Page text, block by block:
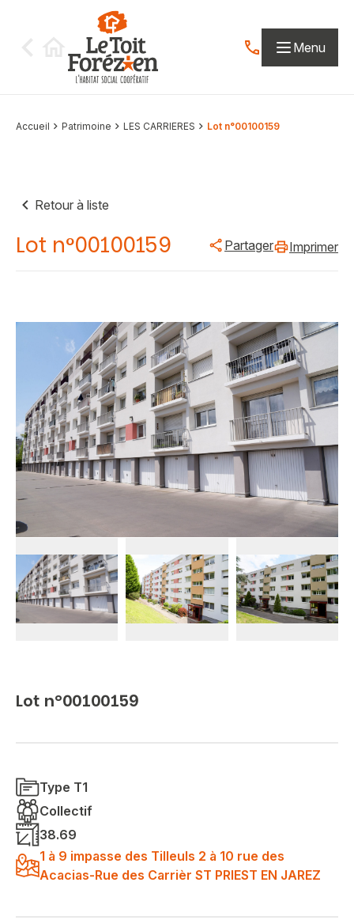
Contactez-nous
Menu
Accueil Patrimoine LES CARRIERES Lot n°00100159
Retour à liste
Lot n°00100159 Partager Imprimer
Lot n°00100159
Type T1
Collectif
38.69
1 à 9 impasse des Tilleuls 2 à 10 rue des
Acacias-Rue des Carrièr ST PRIEST EN JAREZ